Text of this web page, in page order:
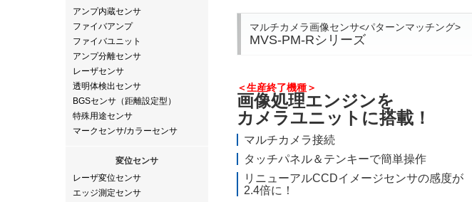
アンプ内蔵センサ
ファイバアンプ
ファイバユニット
アンプ分離センサ
レーザセンサ
透明体検出センサ
BGSセンサ（距離設定型）
特殊用途センサ
マークセンサ/カラーセンサ
変位センサ
レーザ変位センサ
エッジ測定センサ
マルチカメラ画像センサ<パターンマッチング>
MVS-PM-Rシリーズ
＜生産終了機種＞
画像処理エンジンを
カメラユニットに搭載！
マルチカメラ接続
タッチパネル＆テンキーで簡単操作
リニューアルCCDイメージセンサの感度が
2.4倍に！